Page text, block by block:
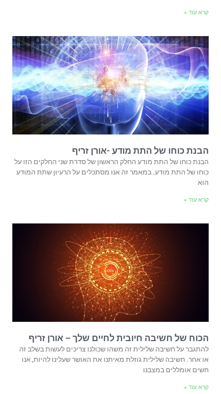
קרא עוד »
הבנת כוחו של התת מודע -אורן זריף
הבנת כוחו של התת מודע החלק הראשון של סדרת שני החלקים הזו על
כוחו של התת מודע. במאמר זה אנו מסתכלים על הרעיון שתת המודע
הוא
קרא עוד »
הכוח של חשיבה חיובית לחיים שלך – אורן זריף
להתגבר על חשיבה שלילית זה משהו שכולנו צריכים לעשות בשלב זה
או אחר. חשיבה שלילית גוזלת מאיתנו את האושר שעלינו להיות, אנו
חשים אומללים במצבנו
קרא עוד »